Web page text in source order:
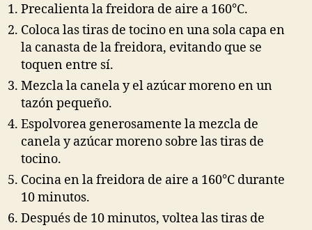
Precalienta la freidora de aire a 160°C.
Coloca las tiras de tocino en una sola capa en
la canasta de la freidora, evitando que se
toquen entre sí.
Mezcla la canela y el azúcar moreno en un
tazón pequeño.
Espolvorea generosamente la mezcla de
canela y azúcar moreno sobre las tiras de
tocino.
Cocina en la freidora de aire a 160°C durante
10 minutos.
Después de 10 minutos, voltea las tiras de